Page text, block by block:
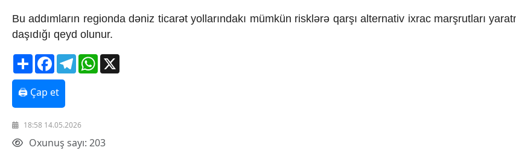
Sağlamlıq
Sosium
Texnologiya
Mətbuat-150
Əlaqə
Missiyamız
Bu addımların regionda dəniz ticarət yollarındakı mümkün risklərə qarşı alternativ ixrac marşrutları
daşıdığı qeyd olunur.
ShareFacebookTelegramWhatsApp
🖨 Çap et
18:58 14.05.2026
Oxunuş sayı: 203